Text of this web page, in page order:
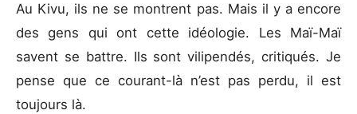
Au Kivu, ils ne se montrent pas. Mais il y a encore
des gens qui ont cette idéologie. Les Maï-Maï
savent se battre. Ils sont vilipendés, critiqués. Je
pense que ce courant-là n’est pas perdu, il est
toujours là.